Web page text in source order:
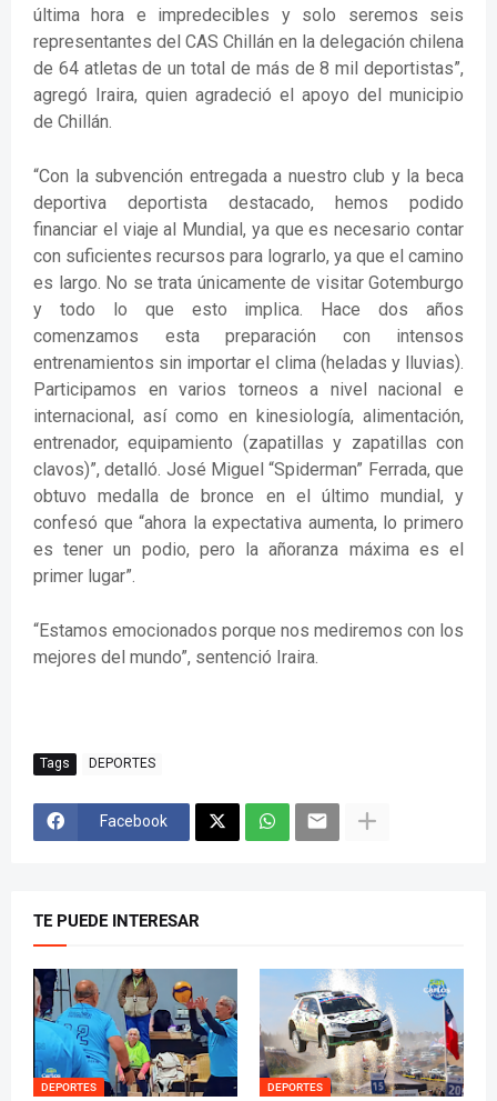
última hora e impredecibles y solo seremos seis
representantes del CAS Chillán en la delegación chilena
de 64 atletas de un total de más de 8 mil deportistas”,
agregó Iraira, quien agradeció el apoyo del municipio
de Chillán.
“Con la subvención entregada a nuestro club y la beca
deportiva deportista destacado, hemos podido
financiar el viaje al Mundial, ya que es necesario contar
con suficientes recursos para lograrlo, ya que el camino
es largo. No se trata únicamente de visitar Gotemburgo
y todo lo que esto implica. Hace dos años
comenzamos esta preparación con intensos
entrenamientos sin importar el clima (heladas y lluvias).
Participamos en varios torneos a nivel nacional e
internacional, así como en kinesiología, alimentación,
entrenador, equipamiento (zapatillas y zapatillas con
clavos)”, detalló. José Miguel “Spiderman” Ferrada, que
obtuvo medalla de bronce en el último mundial, y
confesó que “ahora la expectativa aumenta, lo primero
es tener un podio, pero la añoranza máxima es el
primer lugar”.
“Estamos emocionados porque nos mediremos con los
mejores del mundo”, sentenció Iraira.
Tags DEPORTES
Facebook
TE PUEDE INTERESAR
DEPORTES DEPORTES